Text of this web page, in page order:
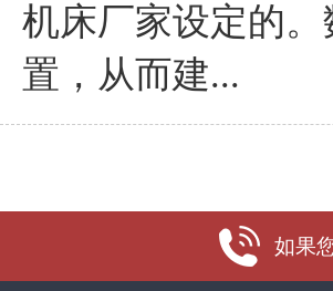
机床厂家设定的
置，从而建...
如果